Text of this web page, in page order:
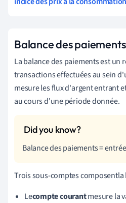
Balance des paiements
La balance des paiements est un
transactions effectuées au sein
mesure les flux d'argent entrant
au cours d'une période donnée.
Balance des paiements =
Trois sous-comptes composentla
Lecompte courantmesure la